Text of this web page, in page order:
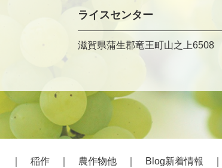
ライスセンター
滋賀県蒲生郡竜王町山之上6508
稲作｜ 農作物他｜ Blog新着情報